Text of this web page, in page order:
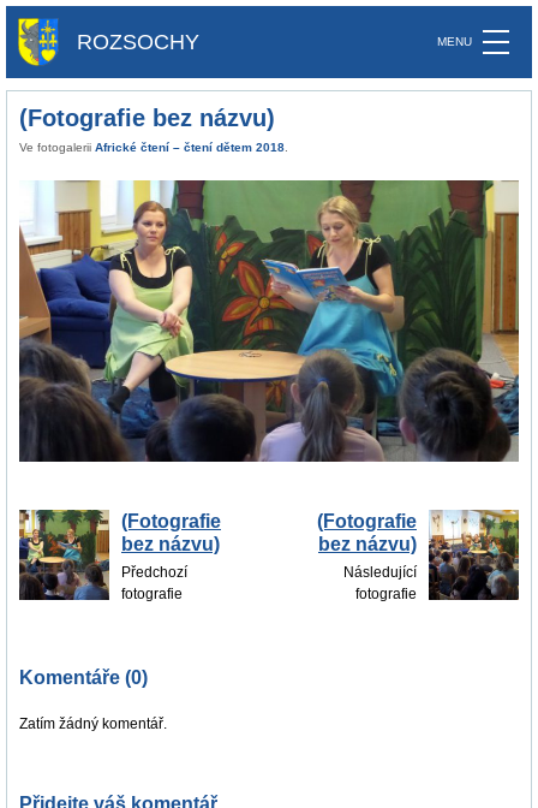
ROZSOCHY
(Fotografie bez názvu)
Ve fotogalerii Africké čtení – čtení dětem 2018
(Fotografie
bez názvu)
Předchozí
fotografie
(Fotografie
bez názvu)
Následující
fotografie
Komentáře (0)
Zatím žádný komentář.
Přidejte váš komentář